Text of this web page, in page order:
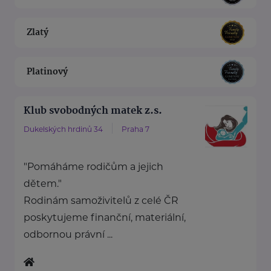
Zlatý
Platinový
Klub svobodných matek z.s.
Dukelských hrdinů 34 Praha 7
"Pomáháme rodičům a jejich
dětem."
Rodinám samoživitelů z celé ČR
poskytujeme finanční, materiální,
odbornou právní ...